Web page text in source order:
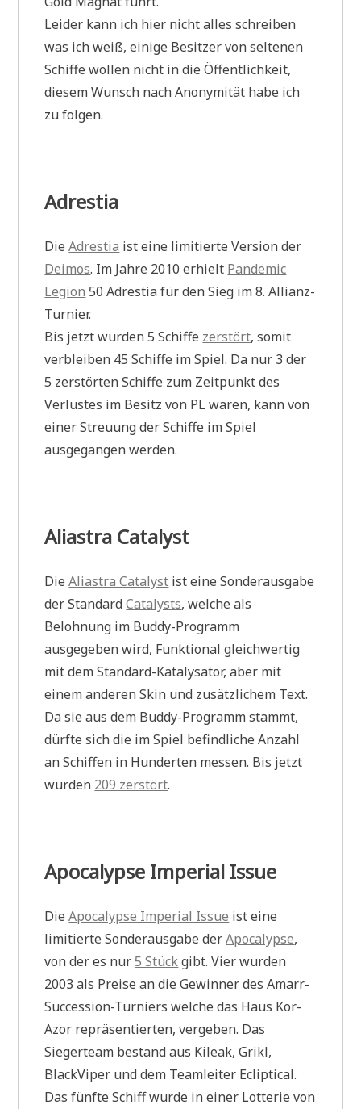
Leider kann ich hier nicht alles schreiben
was ich weiß, einige Besitzer von seltenen
Schiffe wollen nicht in die Öffentlichkeit,
diesem Wunsch nach Anonymität habe ich
zu folgen.
Adrestia
DieAdrestia ist eine limitierte Version der
Deimos. Im Jahre 2010 erhielt Pandemic
Legion 50 Adrestia für den Sieg im 8. Allianz-
Turnier.
Bis jetzt wurden 5 Schiffe zerstört, somit
verbleiben 45 Schiffe im Spiel. Da nur 3 der
5 zerstörten Schiffe zum Zeitpunkt des
Verlustes im Besitz von PL waren, kann von
einer Streuung der Schiffe im Spiel
ausgegangen werden.
Aliastra Catalyst
DieAliastra Catalyst ist eine Sonderausgabe
der StandardCatalysts, welche als
Belohnung im Buddy-Programm
ausgegeben wird, Funktional gleichwertig
mit dem Standard-Katalysator, aber mit
einem anderen Skin und zusätzlichem Text.
Da sie aus dem Buddy-Programm stammt,
dürfte sich die im Spiel befindliche Anzahl
an Schiffen in Hunderten messen. Bis jetzt
wurden 209 zerstört.
Apocalypse Imperial Issue
DieApocalypse Imperial Issue ist eine
limitierte Sonderausgabe derApocalypse,
von der es nur5 Stückgibt. Vier wurden
2003 als Preise an die Gewinner des Amarr-
Succession-Turniers welche das Haus Kor-
Azor repräsentierten, vergeben. Das
Siegerteam bestand aus Kileak, Grikl,
BlackViper und dem Teamleiter Ecliptical.
Das fünfte Schiff wurde in einer Lotterie von